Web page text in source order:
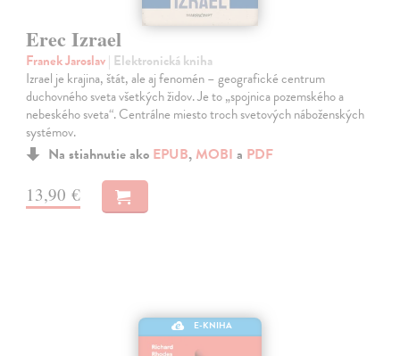
Erec Izrael
Franek Jaroslav| Elektronická kniha
Izrael je krajina, štát, ale aj fenomén – geografické centrum
duchovného sveta všetkých židov. Je to „spojnica pozemského a
nebeského sveta“. Centrálne miesto troch svetových náboženských
systémov.
Na stiahnutie ako EPUB, MOBI a PDF
13,90 €
E-KNIHA